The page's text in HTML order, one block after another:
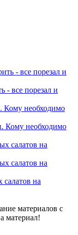
- все порезал и
- все порезал и
Кому необходимо
Кому необходимо
салатов на
салатов на
на
материалов с
материал!